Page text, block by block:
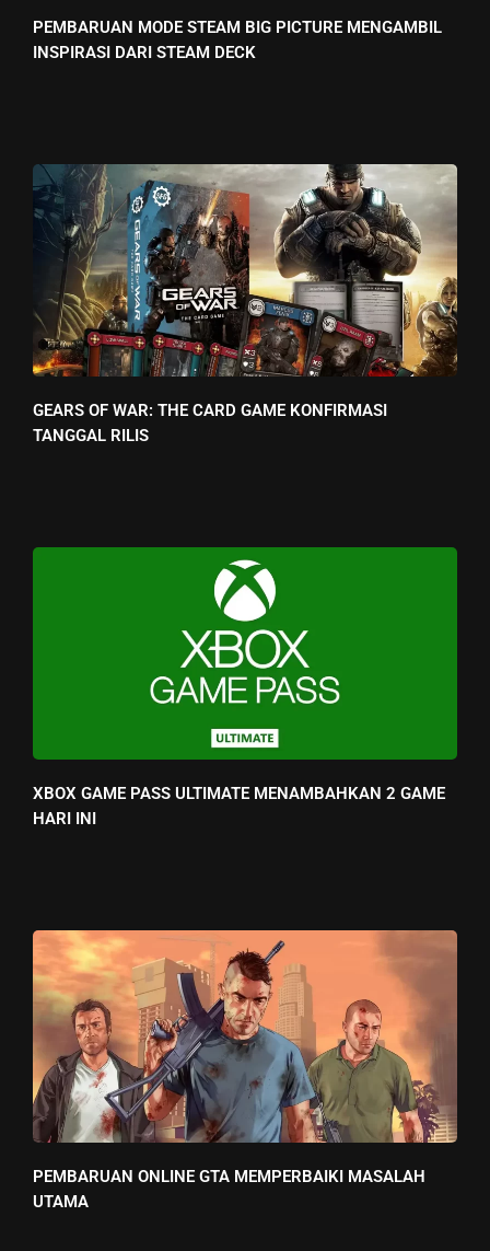
PEMBARUAN MODE STEAM BIG PICTURE MENGAMBIL
INSPIRASI DARI STEAM DECK
GEARS OF WAR: THE CARD GAME KONFIRMASI
TANGGAL RILIS
XBOX GAME PASS ULTIMATE MENAMBAHKAN 2 GAME
HARI INI
PEMBARUAN ONLINE GTA MEMPERBAIKI MASALAH
UTAMA